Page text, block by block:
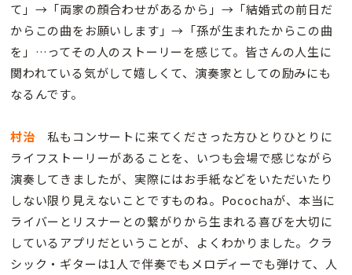
て」→「両家の顔合わせがあるから」→「結婚式の前日だ
からこの曲をお願いします」→「孫が生まれたからこの曲
を」…ってその人のストーリーを感じて。皆さんの人生に
関われている気がして嬉しくて、演奏家としての励みにも
なるんです。
村治 私もコンサートに来てくださった方ひとりひとりに
ライフストーリーがあることを、いつも会場で感じながら
演奏してきましたが、実際にはお手紙などをいただいたり
しない限り見えないことですものね。Pocochaが、本当に
ライバーとリスナーとの繋がりから生まれる喜びを大切に
しているアプリだということが、よくわかりました。クラ
シック・ギターは1人で伴奏でもメロディーでも弾けて、人